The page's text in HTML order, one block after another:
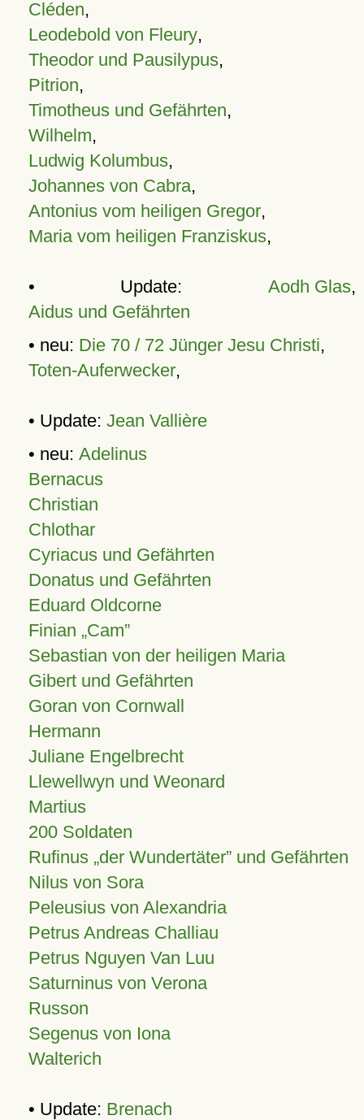
Cléden,
Leodebold von Fleury,
Theodor und Pausilypus,
Pitrion,
Timotheus und Gefährten,
Wilhelm,
Ludwig Kolumbus,
Johannes von Cabra,
Antonius vom heiligen Gregor,
Maria vom heiligen Franziskus,
• Update: Aodh Glas,
Aidus und Gefährten
• neu: Die 70 / 72 Jünger Jesu Christi,
Toten-Auferwecker,
• Update: Jean Vallière
• neu: Adelinus
Bernacus
Christian
Chlothar
Cyriacus und Gefährten
Donatus und Gefährten
Eduard Oldcorne
Finian Cam
Sebastian von der heiligen Maria
Gibert und Gefährten
Goran von Cornwall
Hermann
Juliane Engelbrecht
Llewellwyn und Weonard
Martius
200 Soldaten
Rufinus „der Wundertäter” und Gefährten
Nilus von Sora
Peleusius von Alexandria
Petrus Andreas Challiau
Petrus Nguyen Van Luu
Saturninus von Verona
Russon
Segenus von Iona
Walterich
• Update: Brenach